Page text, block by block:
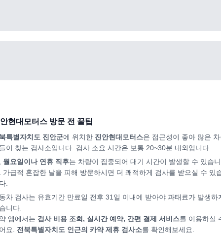
현대모터스 방문 전 꿀팁
특별자치도 진안군에 위치한 진안현대모터스은 접근성이 좋아 많은
이 찾는 검사소입니다. 검사 소요 시간은 보통 20~30분 내외입니다.
월요일이나 연휴 직후는 차량이 집중되어 대기 시간이 발생할 수 있습니
가급적 혼잡한 날을 피해 방문하시면 더 쾌적하게 검사를 받으실 수 있
.
차 검사는 유효기간 만료일 전후 31일 이내에 받아야 과태료가 발생하
니다.
앱에서는 검사 비용 조회, 실시간 예약, 간편 결제 서비스를 이용하실
요. 전북특별자치도 인근의 카약 제휴 검사소를 확인해보세요.